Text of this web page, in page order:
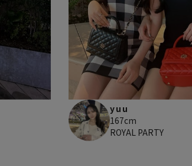
yuu
167cm
ROYAL PARTY